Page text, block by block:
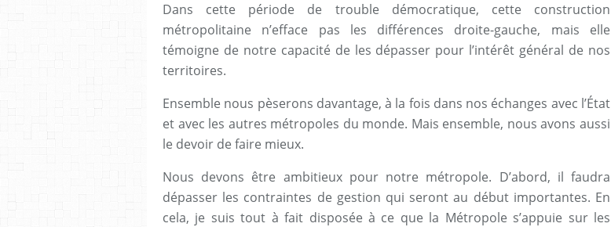
Dans cette période de trouble démocratique, cette construction
métropolitaine n’efface pas les différences droite-gauche, mais elle
témoigne de notre capacité de les dépasser pour l’intérêt général de nos
territoires.
Ensemble nous pèserons davantage, à la fois dans nos échanges avec l’État
et avec les autres métropoles du monde. Mais ensemble, nous avons aussi
le devoir de faire mieux.
Nous devons être ambitieux pour notre métropole. D’abord, il faudra
dépasser les contraintes de gestion qui seront au début importantes. En
cela, je suis tout à fait disposée à ce que la Métropole s’appuie sur les